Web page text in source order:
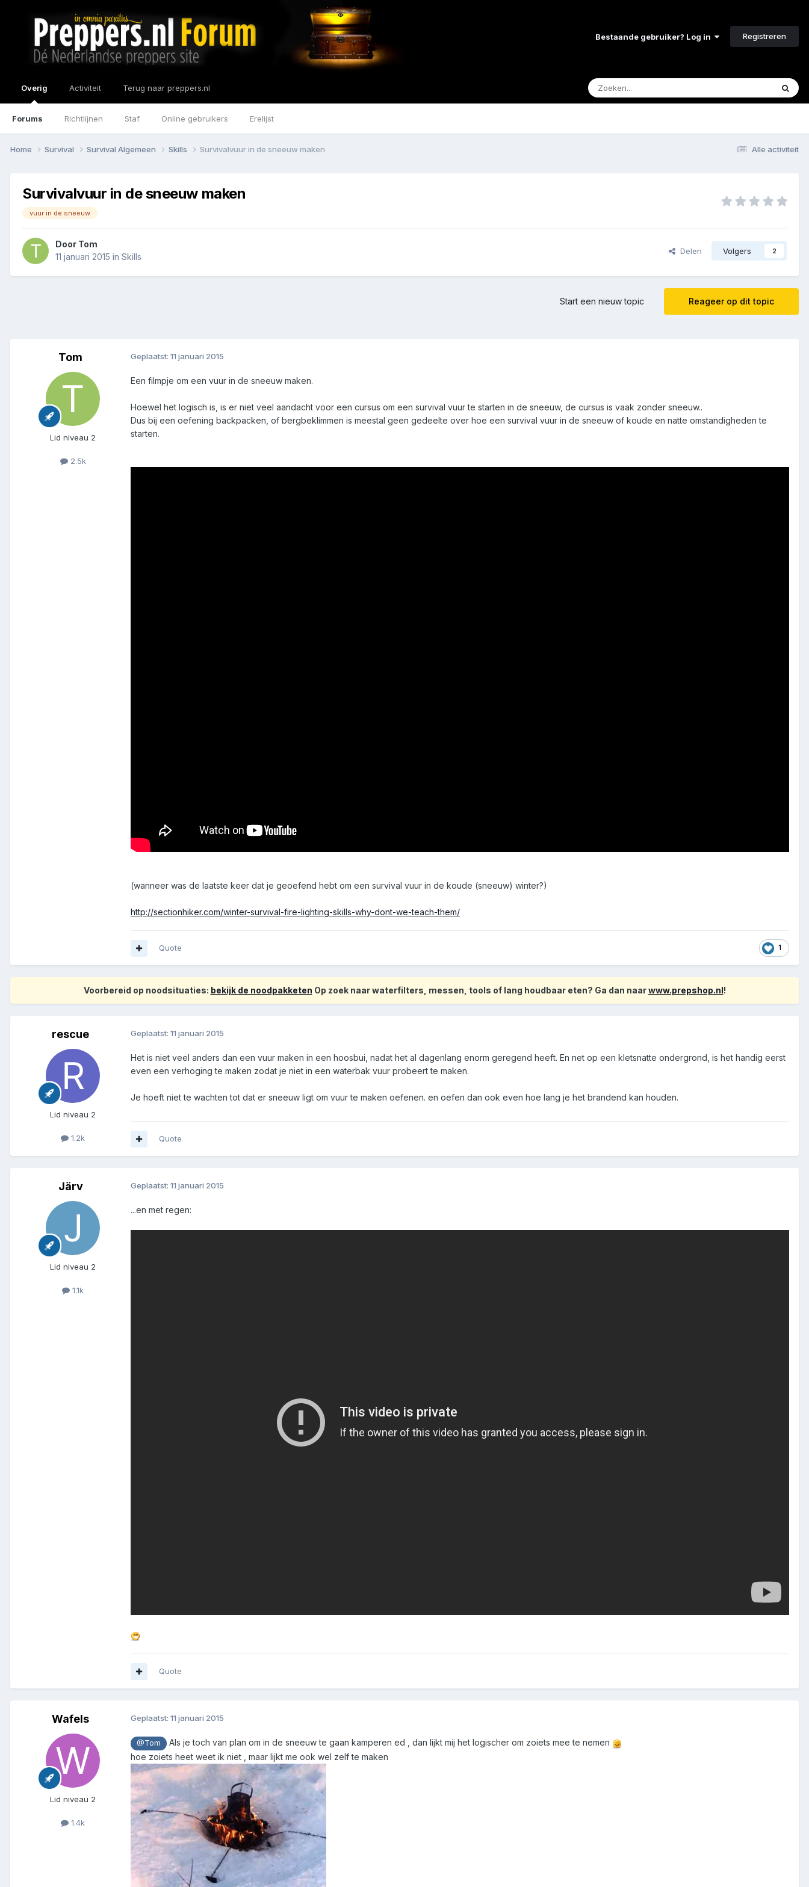
Bestaande gebruiker? Log in Registreren
Overig
Forums Richtlijnen Staf Online gebruikers Erelijst
Activiteit Terug naar preppers.nl
Alle activiteit
Home Survival Survival Algemeen Skills Survivalvuur in de sneeuw maken
Survivalvuur in de sneeuw maken
vuur in de sneeuw
Door Tom
11 januari 2015 in Skills
Delen Volgers 2
Reageer op dit topic
Start een nieuw topic
Tom
Lid niveau 2
2.5k
Geplaatst: 11 januari 2015
Een filmpje om een vuur in de sneeuw maken.
Hoewel het logisch is, is er niet veel aandacht voor een cursus om een survival vuur te starten in de sneeuw, de cursus is vaak zonder sneeuw..
Dus bij een oefening backpacken, of bergbeklimmen is meestal geen gedeelte over hoe een survival vuur in de sneeuw of koude en natte omstandigheden te
starten.
(wanneer was de laatste keer dat je geoefend hebt om een survival vuur in de koude (sneeuw) winter?)
http://sectionhiker.com/winter-survival-fire-lighting-skills-why-dont-we-teach-them/
1
Quote
Voorbereid op noodsituaties: bekijk de noodpakketen Op zoek naar waterfilters, messen, tools of lang houdbaar eten? Ga dan naarwww.prepshop.nl!
rescue
Lid niveau 2
1.2k
Geplaatst: 11 januari 2015
Het is niet veel anders dan een vuur maken in een hoosbui, nadat het al dagenlang enorm geregend heeft. En net op een kletsnatte ondergrond, is het handig eerst
even een verhoging te maken zodat je niet in een waterbak vuur probeert te maken.
Je hoeft niet te wachten tot dat er sneeuw ligt om vuur te maken oefenen. en oefen dan ook even hoe lang je het brandend kan houden.
Quote
Järv
Lid niveau 2
1.1k
Geplaatst: 11 januari 2015
...en met regen:
Quote
Wafels
Lid niveau 2
1.4k
Geplaatst: 11 januari 2015
@Tom
Als je toch van plan om in de sneeuw te gaan kamperen ed , dan lijkt mij het logischer om zoiets mee te nemen
hoe zoiets heet weet ik niet , maar lijkt me ook wel zelf te maken